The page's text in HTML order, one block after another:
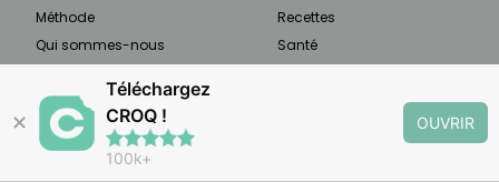
Méthode
Qui sommes-nous
Programme ambassadrice
Charte de confidentialité
Services
Recettes
Santé
✕
Téléchargez
CROQ !
100k+
OUVRIR